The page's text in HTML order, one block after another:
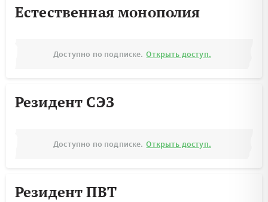
Естественная монополия
Доступно по подписке. Открыть доступ.
Резидент СЭЗ
Доступно по подписке. Открыть доступ.
Резидент ПВТ